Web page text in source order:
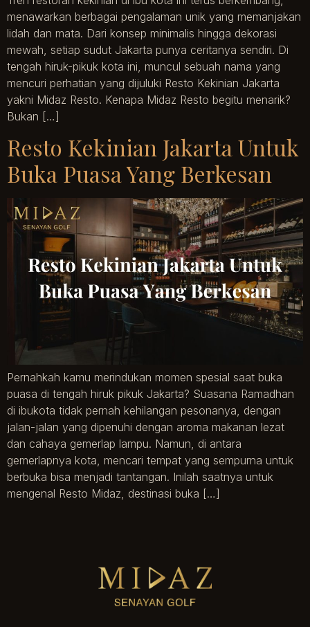
menawarkan berbagai pengalaman unik yang memanjakan
lidah dan mata. Dari konsep minimalis hingga dekorasi
mewah, setiap sudut Jakarta punya ceritanya sendiri. Di
tengah hiruk-pikuk kota ini, muncul sebuah nama yang
mencuri perhatian yang dijuluki Resto Kekinian Jakarta
yakni Midaz Resto. Kenapa Midaz Resto begitu menarik?
Bukan […]
Resto Kekinian Jakarta Untuk
Buka Puasa Yang Berkesan
Pernahkah kamu merindukan momen spesial saat buka
puasa di tengah hiruk pikuk Jakarta? Suasana Ramadhan
di ibukota tidak pernah kehilangan pesonanya, dengan
jalan-jalan yang dipenuhi dengan aroma makanan lezat
dan cahaya gemerlap lampu. Namun, di antara
gemerlapnya kota, mencari tempat yang sempurna untuk
berbuka bisa menjadi tantangan. Inilah saatnya untuk
mengenal Resto Midaz, destinasi buka […]